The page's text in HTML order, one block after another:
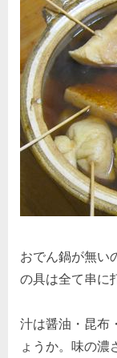
おでん鍋が無い
の具は全て串に
汁は醤油・昆布
ょうか。味の濃